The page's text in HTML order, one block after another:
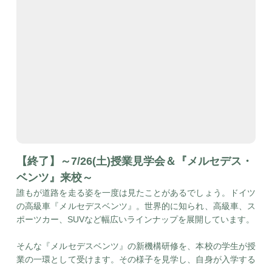
【終了】～7/26(土)授業見学会＆『メルセデス・
ベンツ』来校～
誰もが道路を走る姿を一度は見たことがあるでしょう。ドイツ
の高級車『メルセデスベンツ』。世界的に知られ、高級車、ス
ポーツカー、SUVなど幅広いラインナップを展開しています。
そんな『メルセデスベンツ』の新機構研修を、本校の学生が授
業の一環として受けます。その様子を見学し、自身が入学する